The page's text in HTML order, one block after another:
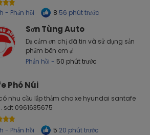
- Phản hồi 56 phút trước
8
Sơn Tùng Auto
Dạ cảm ơn chị đã tin và sử dụng sản
phẩm bên em ạ!
Phản hồi - 50 phút trước
Phó Núi
nhu cầu lắp thảm cho xe hyundai santafe
. sđt 0961635675
- Phản hồi 20 phút trước
5